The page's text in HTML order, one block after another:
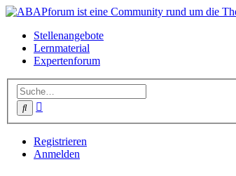
Stellenangebote
Lernmaterial
Expertenforum
Suche
Registrieren
Anmelden